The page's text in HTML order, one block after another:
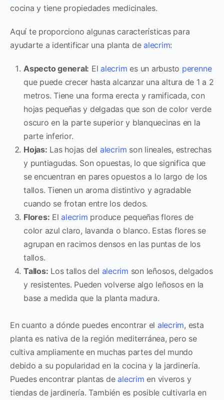
cocina y tiene propiedades medicinales.
Aquí te proporciono algunas características para
ayudarte a identificar una planta dealecrim:
Aspecto general: Elalecrim es un arbusto perenne
que puede crecer hasta alcanzar una altura de 1 a 2
metros. Tiene una forma erecta y ramificada, con
hojas pequeñas y delgadas que son de color verde
oscuro en la parte superior y blanquecinas en la
parte inferior.
Hojas: Las hojas del alecrim son lineales, estrechas
y puntiagudas. Son opuestas, lo que significa que
se encuentran en pares opuestos a lo largo de los
tallos. Tienen un aroma distintivo y agradable
cuando se frotan entre los dedos.
Flores: Elalecrim produce pequeñas flores de
color azul claro, lavanda o blanco. Estas flores se
agrupan en racimos densos en las puntas de los
tallos.
Tallos: Los tallos del alecrim son leñosos, delgados
y resistentes. Pueden volverse algo leñosos en la
base a medida que la planta madura.
En cuanto a dónde puedes encontrar el alecrim, esta
planta es nativa de la región mediterránea, pero se
cultiva ampliamente en muchas partes del mundo
debido a su popularidad en la cocina y la jardinería.
Puedes encontrar plantas dealecrim en viveros y
tiendas de jardinería. También es posible cultivarla en